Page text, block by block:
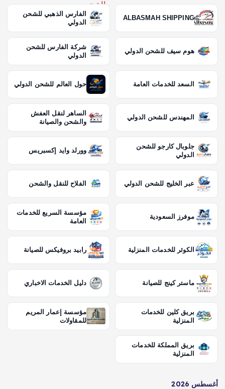
ALBASMAH SHIPPING
الفارس الذهبي للشحن
الدولي
هوم سيف للشحن الدولي
شركة الفارس للشحن
الدولي
السعد للخدمات العامة حول العالم للشحن الدولي
المهندس للشحن الدولي
الساهر لنقل العفش
والشحن والصيانة
جلوبال كارجو للشحن
الدولي
وورلد وايد إكسبريس
عبر الخليج للشحن الدولي الفلاح للنقل والشحن
موفرز السعودية
مؤسسة السريع للخدمات
العامة
الكوثر للخدمات المنزلية رابيد بروفيكس للصيانة
ماستر كينج للصيانة دليل الخدمات الاخباري
بريق كلين للخدمات
المنزلية
مؤسسة إعمار المريم
للمقاولات
بريق المملكة للخدمات
المنزلية
أغسطس 2026